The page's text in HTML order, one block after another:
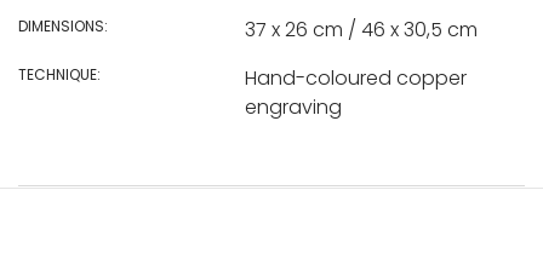
DIMENSIONS: 37 x 26 cm / 46 x 30,5 cm
TECHNIQUE:
Hand-coloured copper
engraving